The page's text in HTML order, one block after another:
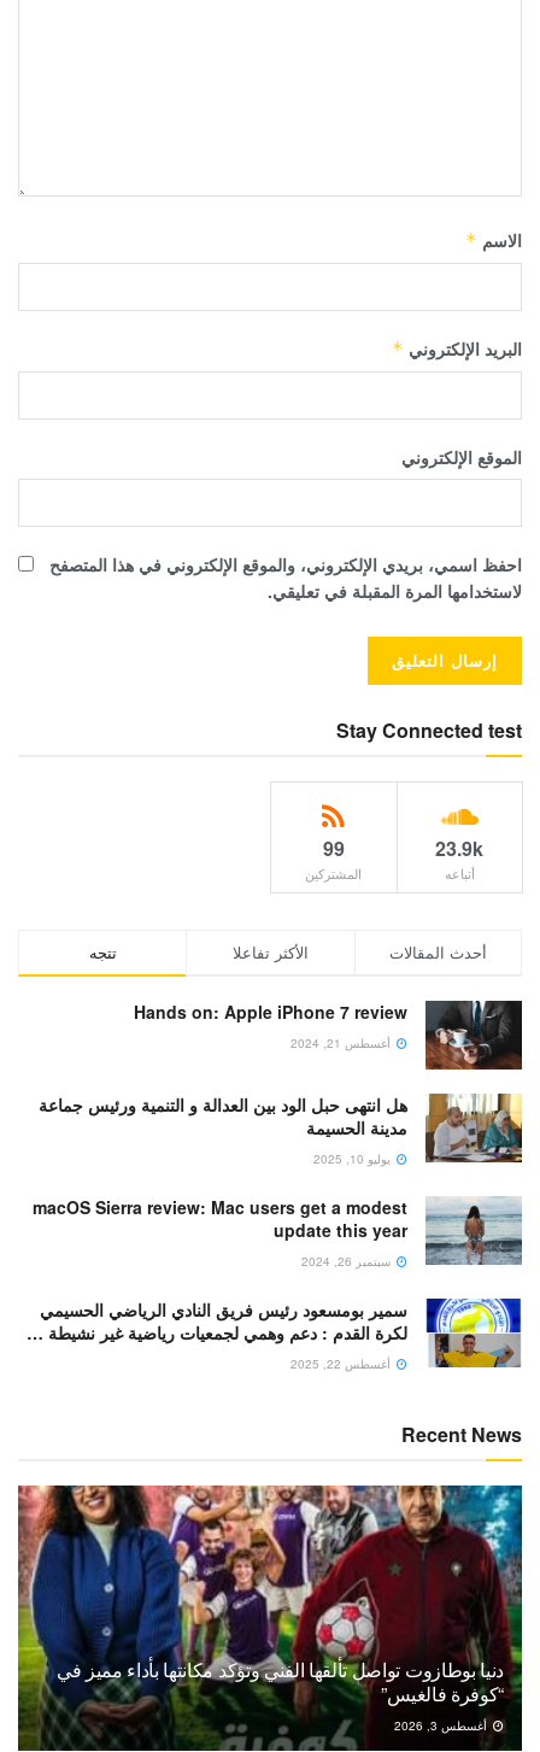
الاسم *
البريد الإلكتروني *
الموقع الإلكتروني
احفظ اسمي، بريدي الإلكتروني، والموقع الإلكتروني في هذا المتصفح
لاستخدامها المرة المقبلة في تعليقي.
Stay Connected test
23.9k
أتباعه
99
المشتركين
تتجه الأكثر تفاعلا أحدث المقالات
Hands on: Apple iPhone 7 review
أغسطس 21, 2024
هل انتهى حبل الود بين العدالة و التنمية ورئيس جماعة
مدينة الحسيمة
يوليو 10, 2025
macOS Sierra review: Mac users get a modest
update this year
سبتمبر 26, 2024
سمير بومسعود رئيس فريق النادي الرياضي الحسيمي
لكرة القدم : دعم وهمي لجمعيات رياضية غير نشيطة …
أغسطس 22, 2025
Recent News
دنيا بوطازوت تواصل تألقها الفني وتؤكد مكانتها بأداء مميز في
“كوفرة فالغيس”
أغسطس 3, 2026